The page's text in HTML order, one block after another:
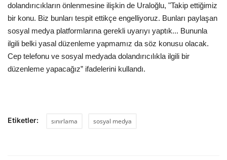
dolandırıcıkların önlenmesine ilişkin de Uraloğlu, "Takip ettiğimiz
bir konu. Biz bunları tespit ettikçe engelliyoruz. Bunları paylaşan
sosyal medya platformlarına gerekli uyarıyı yaptık... Bununla
ilgili belki yasal düzenleme yapmamız da söz konusu olacak.
Cep telefonu ve sosyal medyada dolandırıcılıkla ilgili bir
düzenleme yapacağız” ifadelerini kullandı.
Etiketler: sınırlama sosyal medya